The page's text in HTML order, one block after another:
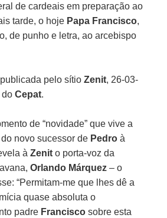
de cardeais em preparação ao
tarde, o hoje Papa Francisco,
de punho e letra, ao arcebispo
pelo sítioZenit, 26-03-
doCepat.
de “novidade” que vive a
novo sucessor de Pedroà
àZenito porta-voz da
Orlando Márquez – o
“Permitam-me que lhes dê a
quase absoluta o
padre Franciscosobre esta